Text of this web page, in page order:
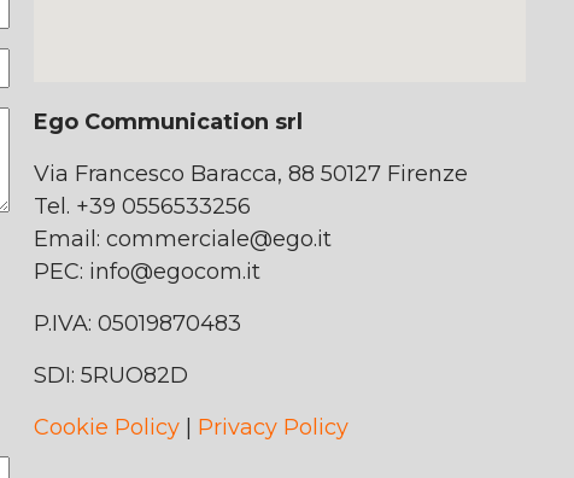
Ego Communication srl
Via Francesco Baracca, 88 50127 Firenze
Tel. +39 0556533256
Email: commerciale@ego.it
PEC: info@egocom.it
P.IVA: 05019870483
SDI: 5RUO82D
Cookie Policy| Privacy Policy